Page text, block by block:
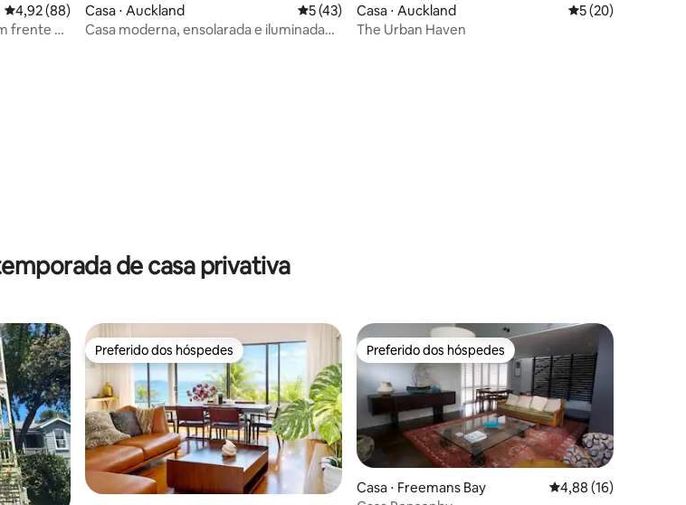
4,92 de uma avaliação média de 5, 88 avaliações
4,92 (88)
frente à
Casa ⋅ Auckland 5 de uma avaliação média de 5, 43 avaliações
5 (43)
Casa moderna, ensolarada e iluminada
Casa ⋅ Auckland 5 de uma
5 (20)
The Urban Haven
de casa privativa
Preferido dos hóspedes
Preferido dos hóspedes Preferido dos hóspedes
Preferido dos hóspedes
Casa ⋅ Freemans Bay 4,88 de uma
4,88 (16)